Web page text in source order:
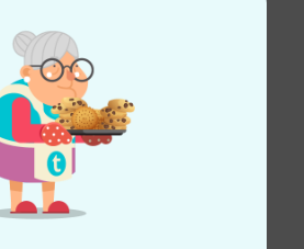
zu größeren Kopfhörern.
20.12.2016